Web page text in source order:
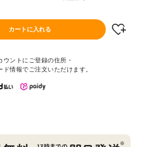
カートに入れる
ントにご登録の住所・
ド情報でご注文いただけます。